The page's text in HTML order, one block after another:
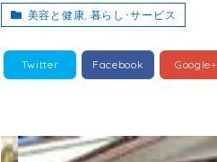
美容と健康, 暮らし･サービス
Twitter Facebook Google+